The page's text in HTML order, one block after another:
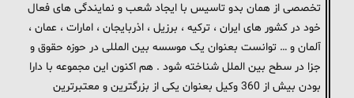
تخصصی از همان بدو تاسیس با ایجاد شعب و نمایندگی های فعال
خود در کشور های ایران ، ترکیه ، برزیل ، اذربایجان ، امارات ، عمان ،
آلمان و … توانست بعنوان یک موسسه بین المللی در حوزه حقوق و
جزا در سطح بین الملل شناخته شود . هم اکنون این مجموعه با دارا
بودن بیش از 360 وکیل بعنوان یکی از بزرگترین و معتبرترین